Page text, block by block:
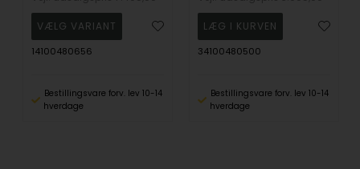
14100480656
Bestillingsvare forv. lev 10-14
hverdage
34100480500
Bestillingsvare forv. lev 10-14
hverdage